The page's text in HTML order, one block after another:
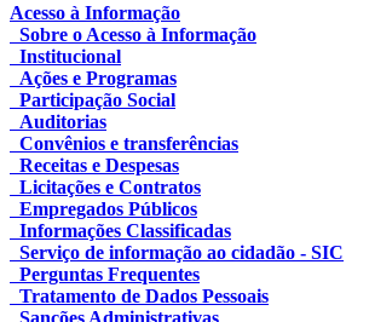
Acesso à Informação
Sobre o Acesso à Informação
Institucional
Ações e Programas
Participação Social
Auditorias
Convênios e transferências
Receitas e Despesas
Licitações e Contratos
Empregados Públicos
Informações Classificadas
Serviço de informação ao cidadão - SIC
Perguntas Frequentes
Tratamento de Dados Pessoais
Sanções Administrativas